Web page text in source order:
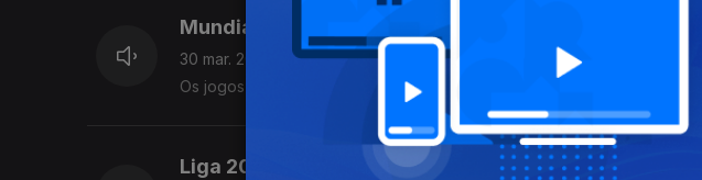
Mundial 2026 e Liga 2025/26
30 mar. 2026
Os jogos de Portugal com México e EUA e o calendário final da Liga
Liga 2025/26: 27ª jornada